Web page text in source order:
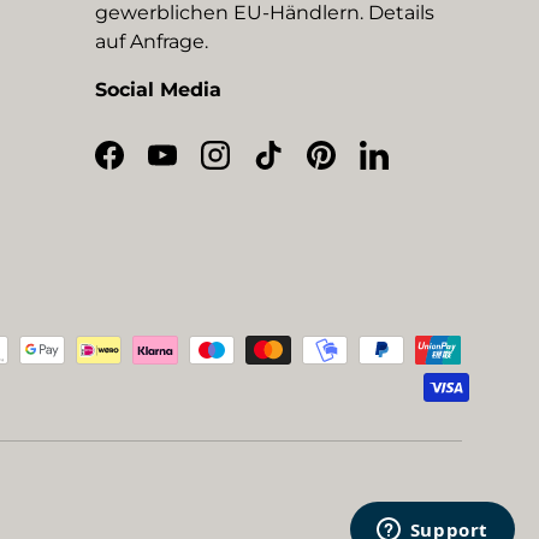
gewerblichen EU-Händlern. Details
auf Anfrage.
Social Media
Facebook
YouTubeInstagram
TikTokPinterestLinkedIn